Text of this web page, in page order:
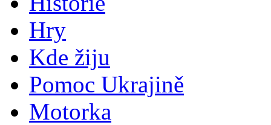
Hry
Kde žiju
Pomoc Ukrajině
Motorka